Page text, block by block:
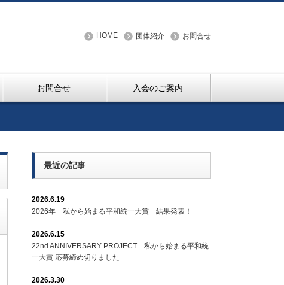
HOME 団体紹介 お問合せ
お問合せ 入会のご案内
最近の記事
2026.6.19
2026年 私から始まる平和統一大賞 結果発表！
2026.6.15
22nd ANNIVERSARY PROJECT 私から始まる平和統
一大賞 応募締め切りました
2026.3.30